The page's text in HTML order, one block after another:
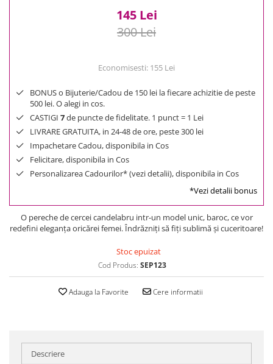
145 Lei
300 Lei
Economisesti: 155 Lei
BONUS o Bijuterie/Cadou de 150 lei la fiecare achizitie de peste
500 lei. O alegi in cos.
CASTIGI 7de puncte de fidelitate. 1 punct = 1 Lei
LIVRARE GRATUITA, in 24-48 de ore, peste 300 lei
Impachetare Cadou, disponibila in Cos
Felicitare, disponibila in Cos
Personalizarea Cadourilor* (vezi detalii), disponibila in Cos
*Vezi detalii bonus
O pereche de cercei candelabru intr-un model unic, baroc, ce vor
redefini eleganţa oricărei femei. Îndrăzniţi să fiţi sublimă şi cuceritoare!
Stoc epuizat
Cod Produs: SEP123
Adauga la Favorite Cere informatii
Descriere